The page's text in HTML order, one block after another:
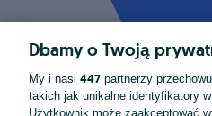
Dbamy o Twoją
My i nasi 447 partnerzy
takich jak unikalne identyfikatory
Użytkownik może zaakceptować